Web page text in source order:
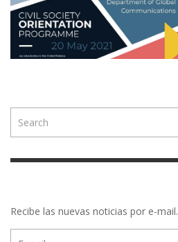
Recibe las nuevas noticias por e-mail.